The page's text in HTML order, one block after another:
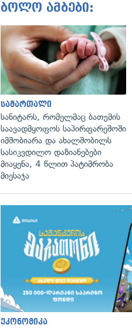
ბოლო ამბები:
სამართალი
სანიტარს, რომელმაც ბათუმის
საავადმყოფოს საპირფარეშოში
იმშობიარა და ახალშობილს
სასიკვდილო დაზიანებები
მიაყენა, 4 წლით პატიმრობა
მიესაჯა
ეკონომიკა